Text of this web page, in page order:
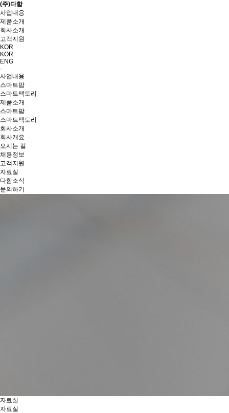
(주)다함
사업내용
제품소개
회사소개
고객지원
KOR
KOR
ENG
사업내용
스마트팜
스마트팩토리
제품소개
스마트팜
스마트팩토리
회사소개
회사개요
오시는 길
채용정보
고객지원
자료실
다함소식
문의하기
자료실
자료실